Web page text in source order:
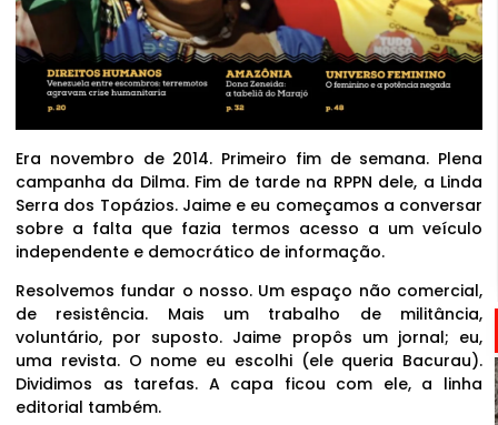
Era novembro de 2014. Primeiro fim de semana. Plena
campanha da Dilma. Fim de tarde na RPPN dele, a Linda
Serra dos Topázios. Jaime e eu começamos a conversar
sobre a falta que fazia termos acesso a um veículo
independente e democrático de informação.
Resolvemos fundar o nosso. Um espaço não comercial,
de resistência. Mais um trabalho de militância,
voluntário, por suposto. Jaime propôs um jornal; eu,
uma revista. O nome eu escolhi (ele queria Bacurau).
Dividimos as tarefas. A capa ficou com ele, a linha
editorial também.